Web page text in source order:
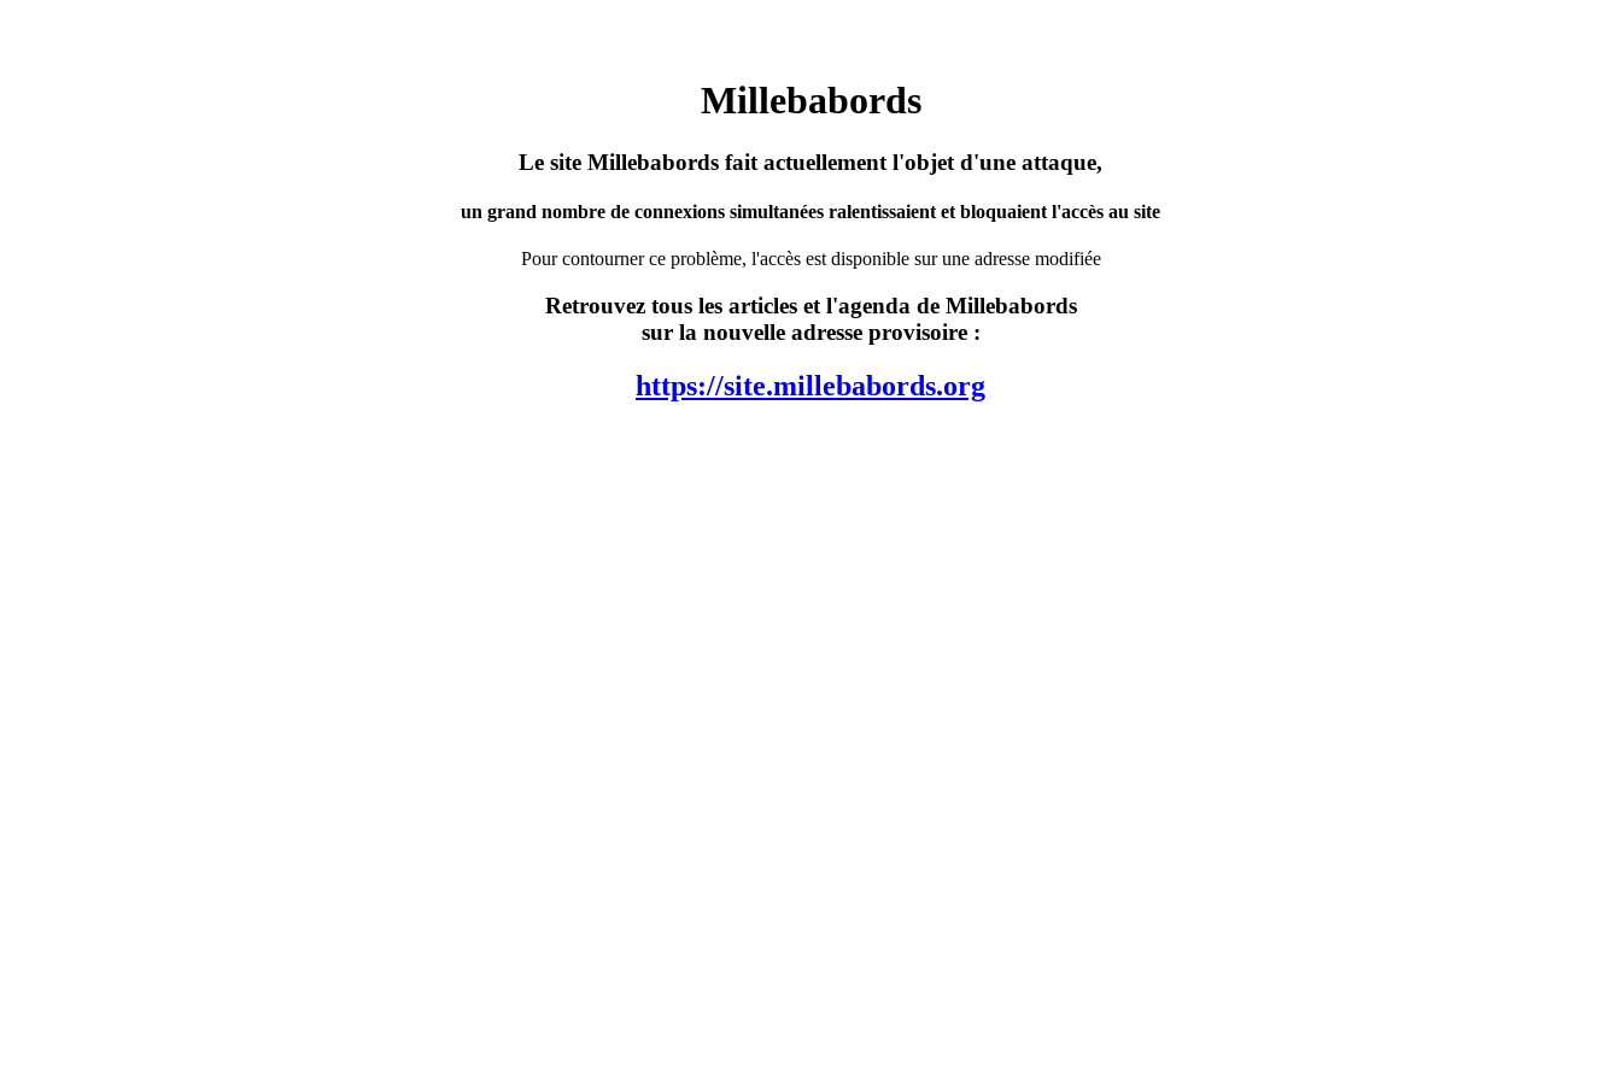
Millebabords
Le site Millebabords fait actuellement l'objet d'une attaque,
un grand nombre de connexions simultanées ralentissaient et bloquaient l'accès au site
Pour contourner ce problème, l'accès est disponible sur une adresse modifiée
Retrouvez tous les articles et l'agenda de Millebabords
sur la nouvelle adresse provisoire :
https://site.millebabords.org